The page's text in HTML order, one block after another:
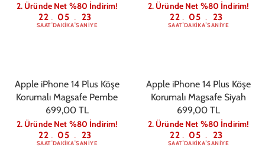
2. Üründe Net %80 İndirim!
22
SAAT: 05
DAKIKA: 22
SANIYE
2. Üründe Net %80 İndirim!
22
SAAT: 05
DAKIKA: 22
SANIYE
Apple iPhone 14 Plus Köşe
Korumalı Magsafe Pembe
699,00 TL
2. Üründe Net %80 İndirim!
22
SAAT: 05
DAKIKA: 22
SANIYE
Apple iPhone 14 Plus Köşe
Korumalı Magsafe Siyah
699,00 TL
2. Üründe Net %80 İndirim!
22
SAAT: 05
DAKIKA: 22
SANIYE